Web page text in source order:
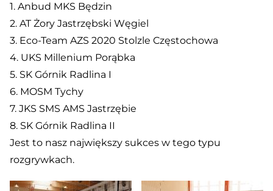
1. Anbud MKS Będzin
2. AT Żory Jastrzębski Węgiel
3. Eco-Team AZS 2020 Stolzle Częstochowa
4. UKS Millenium Porąbka
5. SK Górnik Radlina I
6. MOSM Tychy
7. JKS SMS AMS Jastrzębie
8. SK Górnik Radlina II
Jest to nasz największy sukces w tego typu
rozgrywkach.